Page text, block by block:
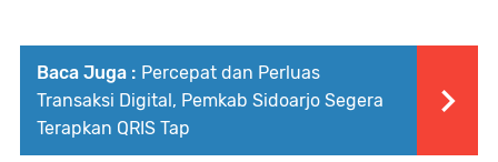
Baca Juga : Percepat dan Perluas
Transaksi Digital, Pemkab Sidoarjo Segera
Terapkan QRIS Tap